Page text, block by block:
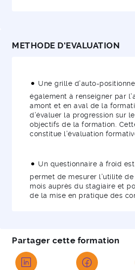
METHODE D'EVALUATION
Une grille d’auto-
également à renseigner par
amont et en aval de la
d’évaluer la progression sur
objectifs de la formation.
constitue l’évaluation
Un questionnaire à froid
permet de mesurer l’utilité
mois auprès du stagiaire et
de la mise en pratique des
Partager cette formation